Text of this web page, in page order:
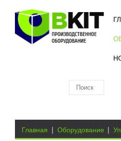
Вы здесь
Главная | Оборудование |
МАШИНЫ СЕРИИ JND-K
УЗНАТЬ ЦЕНУ
изготовленные с
мировых технологий....